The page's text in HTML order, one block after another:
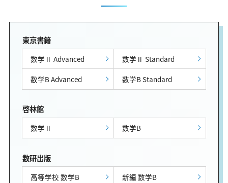
東京書籍
数学Ⅱ Advanced
数学Ⅱ Standard
数学B Advanced
数学B Standard
啓林館
数学Ⅱ 数学B
数研出版
高等学校 数学B 新編 数学B